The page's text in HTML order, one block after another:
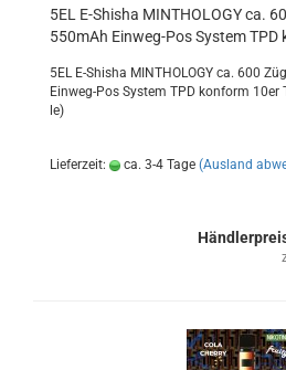
5EL E-​Shi­sha MIN­THO­LO­GY ca.
550mAh Einweg-​​Pos Sys­tem TPD
5EL E-​Shisha MIN­THO­LO­GY ca. 600
Einweg-​Pos Sys­tem TPD kon­form
le)
Lieferzeit: ca. 3-4 Tage (Ausland